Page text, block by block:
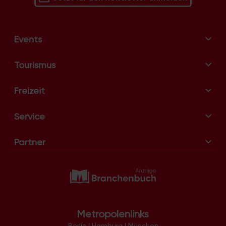
nEvents
Tourismus
Freizeit
Service
Partner
Metropolenlinks